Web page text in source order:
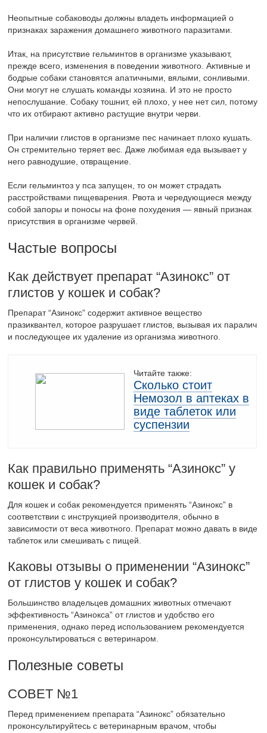
Неопытные собаководы должны владеть информацией о
признаках заражения домашнего животного паразитами.
Итак, на присутствие гельминтов в организме указывают,
прежде всего, изменения в поведении животного. Активные и
бодрые собаки становятся апатичными, вялыми, сонливыми.
Они могут не слушать команды хозяина. И это не просто
непослушание. Собаку тошнит, ей плохо, у нее нет сил, потому
что их отбирают активно растущие внутри черви.
При наличии глистов в организме пес начинает плохо кушать.
Он стремительно теряет вес. Даже любимая еда вызывает у
него равнодушие, отвращение.
Если гельминтоз у пса запущен, то он может страдать
расстройствами пищеварения. Рвота и чередующиеся между
собой запоры и поносы на фоне похудения — явный признак
присутствия в организме червей.
Частые вопросы
Как действует препарат “Азинокс” от
глистов у кошек и собак?
Препарат “Азинокс” содержит активное вещество
празиквантел, которое разрушает глистов, вызывая их паралич
и последующее их удаление из организма животного.
Читайте также:
Сколько стоит
Немозол в аптеках в
виде таблеток или
суспензии
Как правильно применять “Азинокс” у
кошек и собак?
Для кошек и собак рекомендуется применять “Азинокс” в
соответствии с инструкцией производителя, обычно в
зависимости от веса животного. Препарат можно давать в виде
таблеток или смешивать с пищей.
Каковы отзывы о применении “Азинокс”
от глистов у кошек и собак?
Большинство владельцев домашних животных отмечают
эффективность “Азинокса” от глистов и удобство его
применения, однако перед использованием рекомендуется
проконсультироваться с ветеринаром.
Полезные советы
СОВЕТ №1
Перед применением препарата “Азинокс” обязательно
проконсультируйтесь с ветеринарным врачом, чтобы